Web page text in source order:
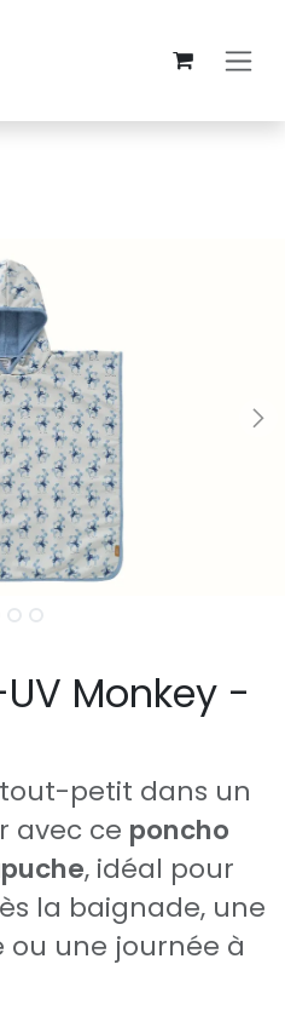
Monkey -
petit dans un
avec ce poncho
, idéal pour
la baignade, une
ou une journée à